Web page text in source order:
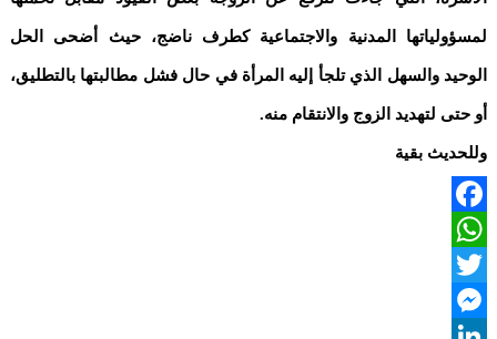
لمسؤولياتها المدنية والاجتماعية كطرف ناضج، حيث أضحى الحل
الوحيد والسهل الذي تلجأ إليه المرأة في حال فشل مطالبتها بالتطليق،
أو حتى لتهديد الزوج والانتقام منه.
وللحديث بقية
Facebook
WhatsApp
Twitter
Messenger